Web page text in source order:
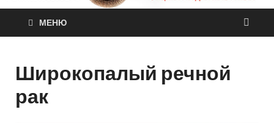
МЕНЮ
Широкопалый речной
рак